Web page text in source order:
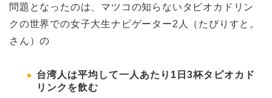
問題となったのは、マツコの知らないタピオカドリン
クの世界での女子大生ナビゲーター2人（たぴりすと。
さん）の
台湾人は平均して一人あたり1日3杯タピオカド
リンクを飲む